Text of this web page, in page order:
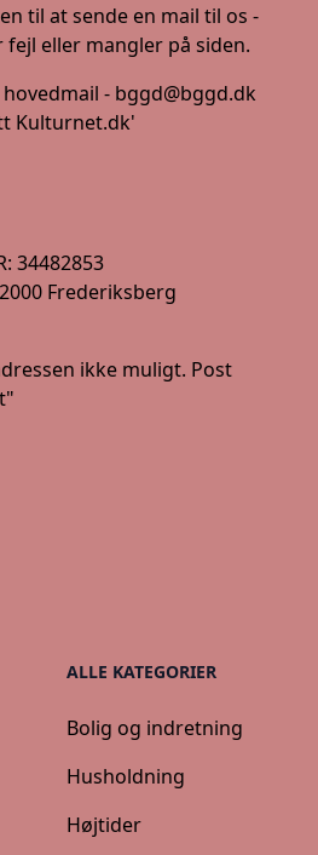
til at sende en mail til os -
eller mangler på siden.
- bggd@bggd.dk
Kulturnet.dk'
34482853
Frederiksberg
ikke muligt. Post
ALLE KATEGORIER
Bolig og indretning
Husholdning
Højtider